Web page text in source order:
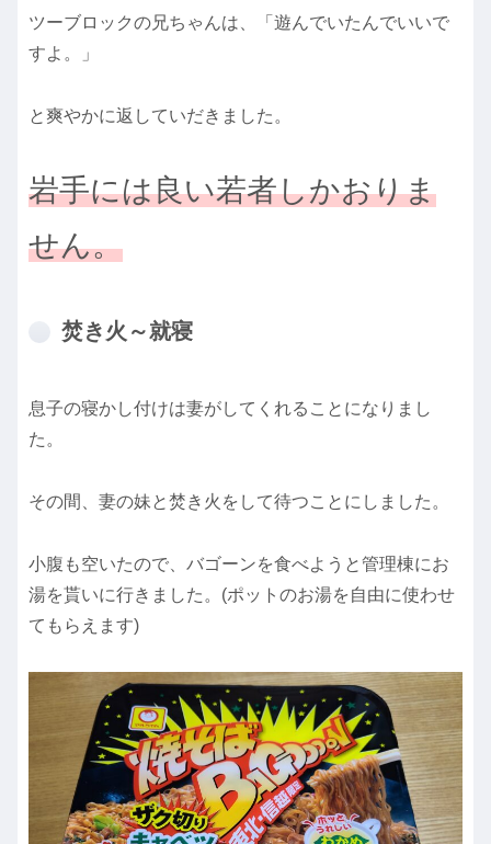
ツーブロックの兄ちゃんは、「遊んでいたんでいいで
すよ。」
と爽やかに返していだきました。
岩手には良い若者しかおりま
せん。
焚き火～就寝
息子の寝かし付けは妻がしてくれることになりまし
た。
その間、妻の妹と焚き火をして待つことにしました。
小腹も空いたので、バゴーンを食べようと管理棟にお
湯を貰いに行きました。(ポットのお湯を自由に使わせ
てもらえます)